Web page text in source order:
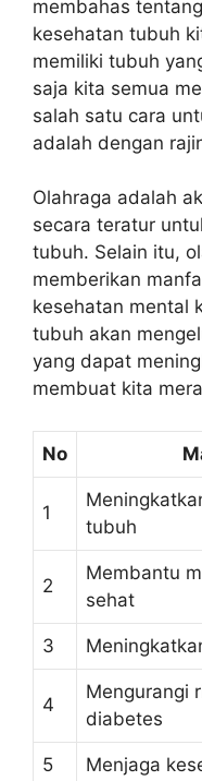
membahas
kesehatan tubuh
memiliki tubuh
saja kita semua
salah satu cara
adalah dengan
Olahraga adalah
secara teratur
tubuh. Selain itu,
memberikan
kesehatan mental
tubuh akan
yang dapat
membuat kita
No
1
tubuh
2
Membantu
sehat
3
4
Mengurangi
diabetes
5 Menjaga